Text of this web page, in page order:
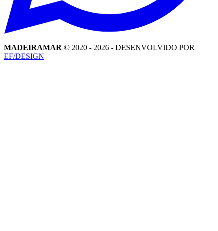
MADEIRAMAR © 2020 - 2026 - DESENVOLVIDO POR
EF/DESIGN